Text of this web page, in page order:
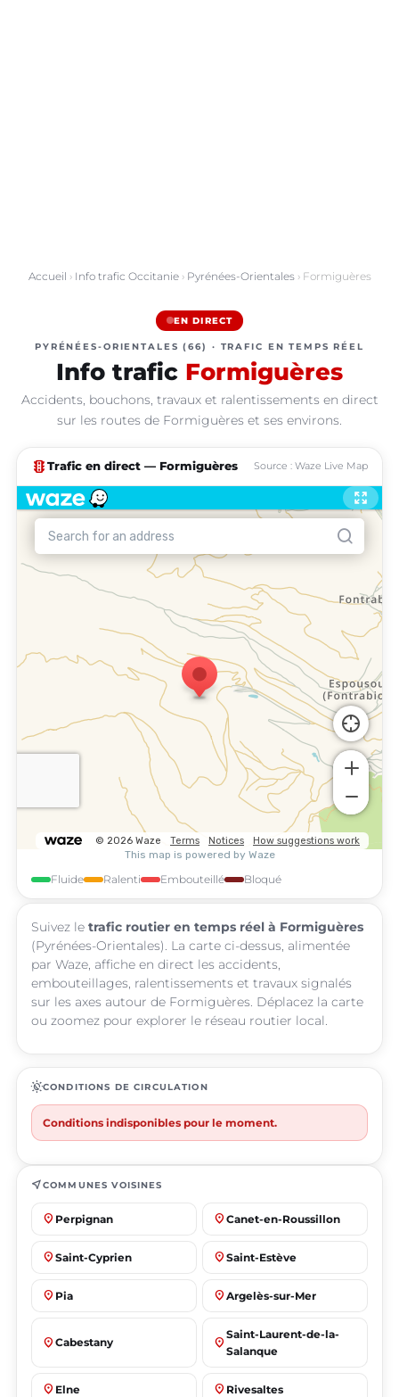
Accueil › Info trafic Occitanie› Pyrénées-Orientales› Formiguères
EN DIRECT
PYRÉNÉES-ORIENTALES (66) · TRAFIC EN TEMPS RÉEL
Info trafic Formiguères
Accidents, bouchons, travaux et ralentissements en direct
sur les routes de Formiguères et ses environs.
traffic Trafic en direct — Formiguères Source : Waze Live Map
Fluide Ralenti Embouteillé Bloqué
Suivez le trafic routier en temps réel à Formiguères
(Pyrénées-Orientales). La carte ci-dessus, alimentée
par Waze, affiche en direct les accidents,
embouteillages, ralentissements et travaux signalés
sur les axes autour de Formiguères. Déplacez la carte
ou zoomez pour explorer le réseau routier local.
routineCONDITIONS DE CIRCULATION
Conditions indisponibles pour le moment.
near_meCOMMUNES VOISINES
place Perpignan place Canet-en-Roussillon
place Saint-Cyprien place Saint-Estève
place Pia place Argelès-sur-Mer
place Cabestany place
Saint-Laurent-de-la-
Salanque
place Elne place Rivesaltes